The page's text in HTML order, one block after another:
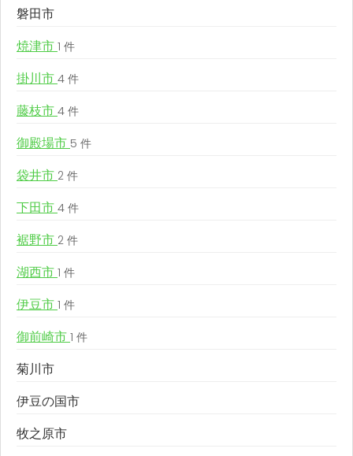
磐田市
焼津市 1 件
掛川市 4 件
藤枝市 4 件
御殿場市 5 件
袋井市 2 件
下田市 4 件
裾野市 2 件
湖西市 1 件
伊豆市 1 件
御前崎市 1 件
菊川市
伊豆の国市
牧之原市